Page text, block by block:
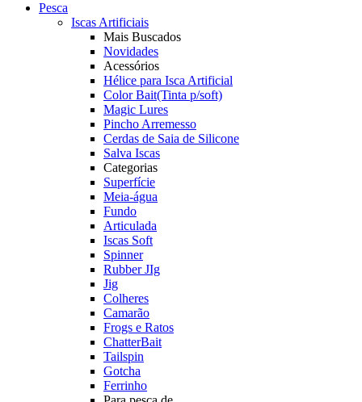
Pesca
Iscas Artificiais
Mais Buscados
Novidades
Acessórios
Hélice para Isca Artificial
Color Bait(Tinta p/soft)
Magic Lures
Pincho Arremesso
Cerdas de Saia de Silicone
Salva Iscas
Categorias
Superfície
Meia-água
Fundo
Articulada
Iscas Soft
Spinner
Rubber JIg
Jig
Colheres
Camarão
Frogs e Ratos
ChatterBait
Tailspin
Gotcha
Ferrinho